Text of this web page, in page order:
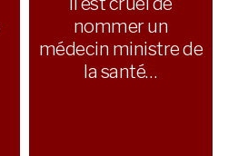
nommer un
médecin ministre de
la santé…